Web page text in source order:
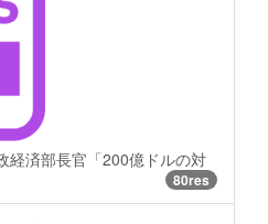
経済部長官「200億ドルの対
80res